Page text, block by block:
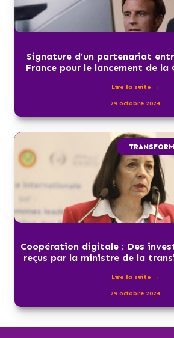
Signature d’un partenariat
France pour le lancement de la
Lire la suite →
29 octobre 2024
Coopération digitale : Des
reçus par la ministre de la
Lire la suite →
29 octobre 2024